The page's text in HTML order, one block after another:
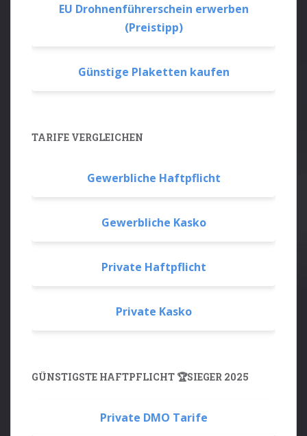
EU Drohnenführerschein erwerben
(Preistipp)
Günstige Plaketten kaufen
TARIFE VERGLEICHEN
Gewerbliche Haftpflicht
Gewerbliche Kasko
Private Haftpflicht
Private Kasko
GÜNSTIGSTE HAFTPFLICHT 🏆SIEGER 2025
Private DMO Tarife